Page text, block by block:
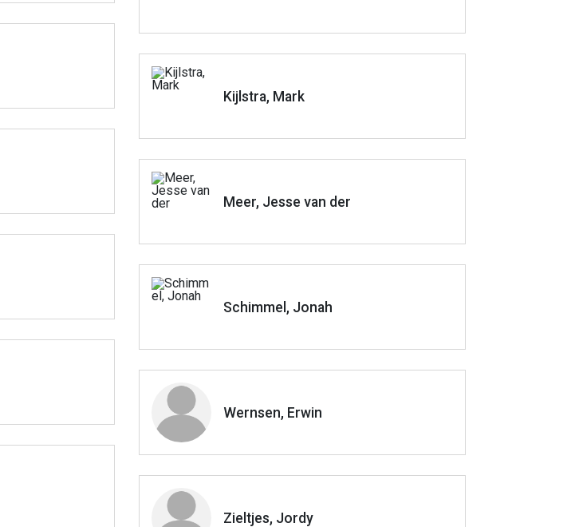
Kijlstra, Mark
Meer, Jesse van der
Schimmel, Jonah
Wernsen, Erwin
Zieltjes, Jordy